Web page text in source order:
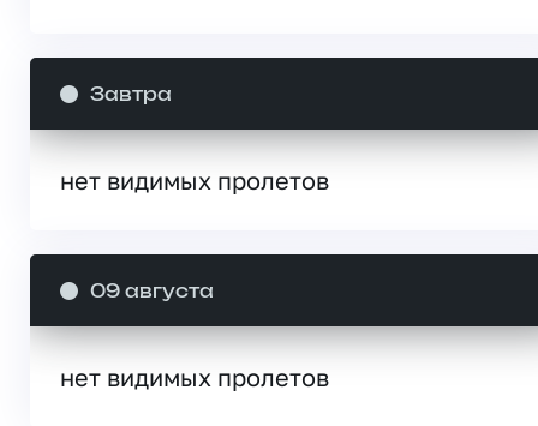
Завтра
нет видимых пролетов
09 августа
нет видимых пролетов